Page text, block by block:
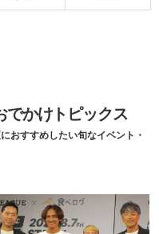
でかけトピックス
おすすめしたい旬なイベント・